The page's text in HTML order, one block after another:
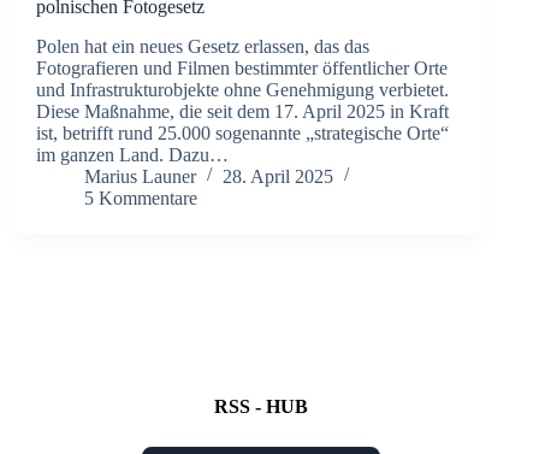
polnischen Fotogesetz
Polen hat ein neues Gesetz erlassen, das das
Fotografieren und Filmen bestimmter öffentlicher Orte
und Infrastrukturobjekte ohne Genehmigung verbietet.
Diese Maßnahme, die seit dem 17. April 2025 in Kraft
ist, betrifft rund 25.000 sogenannte „strategische Orte“
im ganzen Land. Dazu…
Marius Launer
28. April 2025
5 Kommentare
RSS - HUB